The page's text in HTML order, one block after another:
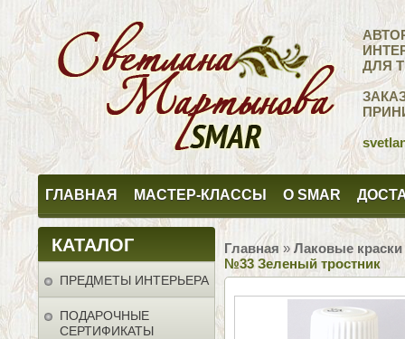
ДЛЯ
ГЛАВНАЯ МАСТЕР-КЛАССЫ О SMAR
КАТАЛОГ
ПРЕДМЕТЫ ИНТЕРЬЕРА
ПОДАРОЧНЫЕ
СЕРТИФИКАТЫ
Главная » Лаковые
№33 Зеленый тростник